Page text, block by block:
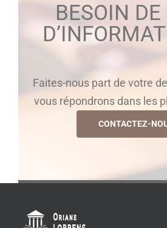
BESOIN DE
Faites-nous part de votre
vous répondrons dans les
CONTACTEZ-